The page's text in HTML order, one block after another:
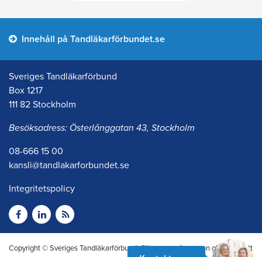
Innehåll på Tandläkarförbundet.se
Sveriges Tandläkarförbund
Box 1217
111 82 Stockholm
Besöksadress: Österlånggatan 43, Stockholm
08-666 15 00
kansli@tandlakarforbundet.se
Integritetspolicy
Copyright © Sveriges Tandläkarförbund. Citera oss gärna men glöm inte att